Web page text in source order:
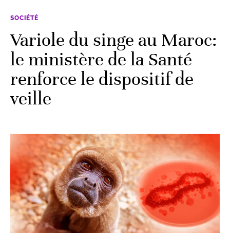
SOCIÉTÉ
Variole du singe au Maroc:
le ministère de la Santé
renforce le dispositif de
veille